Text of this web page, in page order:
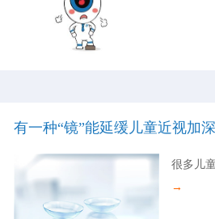
有一种“镜”能延缓儿童近视加
很多儿
→